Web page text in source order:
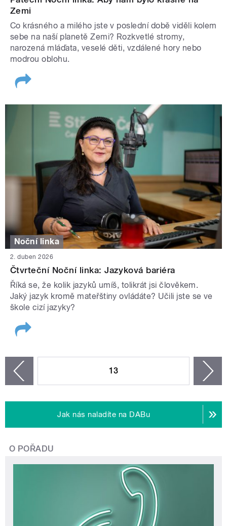
Zemi
Co krásného a milého jste v poslední době viděli kolem
sebe na naší planetě Zemi? Rozkvetlé stromy,
narozená mláďata, veselé děti, vzdálené hory nebo
modrou oblohu.
Noční linka
2. duben 2026
Čtvrteční Noční linka: Jazyková bariéra
Říká se, že kolik jazyků umíš, tolikrát jsi člověkem.
Jaký jazyk kromě mateřštiny ovládáte? Učili jste se ve
škole cizí jazyky?
13
Jak nás naladíte na DABu
O POŘADU